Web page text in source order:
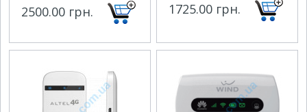
2500.00 грн. 1725.00 грн.